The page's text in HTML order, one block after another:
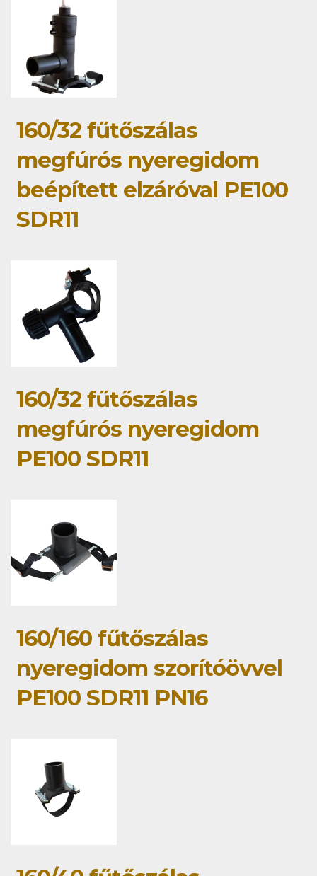
160/32 fűtőszálas
megfúrós nyeregidom
beépített elzáróval PE100
SDR11
160/32 fűtőszálas
megfúrós nyeregidom
PE100 SDR11
160/160 fűtőszálas
nyeregidom szorítóövvel
PE100 SDR11 PN16